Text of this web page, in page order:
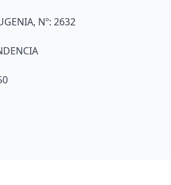
Nº: 2632